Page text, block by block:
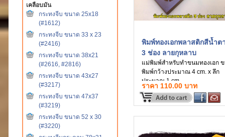
เคลือบมัน
กระทงจีบ ขนาด 25x18
(#1612)
กระทงจีบ ขนาด 33 x 23
(#2416)
กระทงจีบ ขนาด 38x21
(#2616, #2816)
กระทงจีบ ขนาด 43x27
(#3217)
กระทงจีบ ขนาด 47x37
(#3219)
กระทงจีบ ขนาด 52 x 30
(#3220)
พิมพ์ทองเอกพลาสติกสีน้ำต
3 ช่อง ลายกุหลาบ
แม่พิมพ์สำหรับทำขนมทองเอก
พิมพ์กว้างประมาณ 4 cm. x ลึก
ประมาณ 1 cm.
ราคา 110.00 บาท